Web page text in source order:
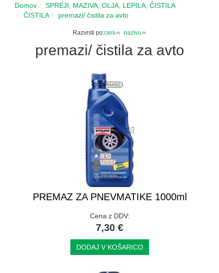
Domov
SPREJI, MAZIVA, OLJA, LEPILA, ČISTILA
ČISTILA
premazi/ čistila za avto
Razvrsti po:ceni nazivu
premazi/ čistila za avto
PREMAZ ZA PNEVMATIKE 1000ml
Cena z DDV:
7,30 €
DODAJ V KOŠARICO